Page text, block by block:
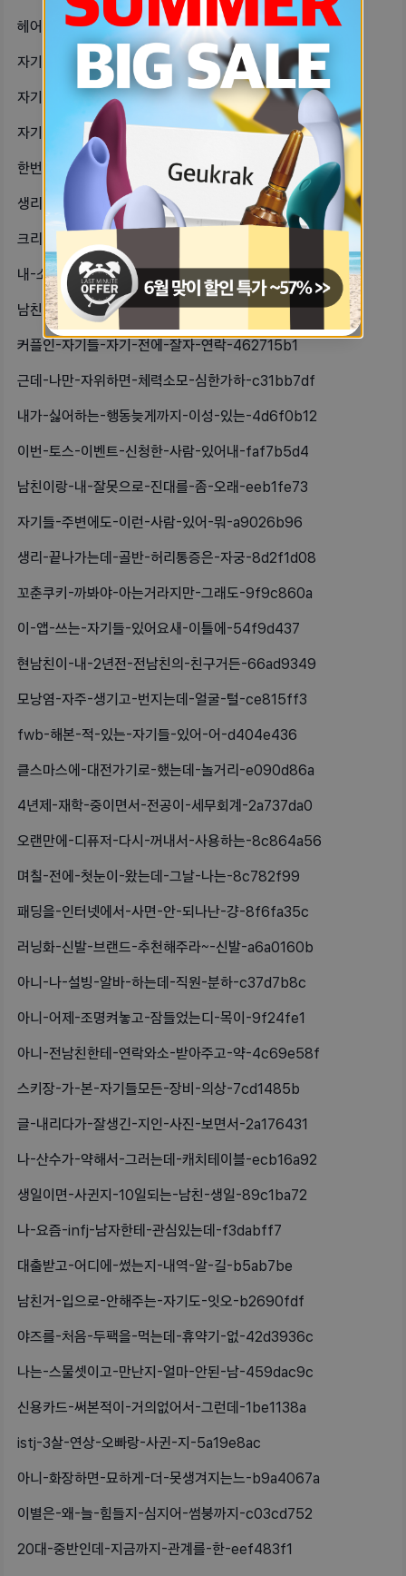
헤어짐은-어떻게-해야-하는-거야-자기-289ac24e
자기들-남친은-다투다가-자기가-울면-61d3db87
자기들-남친은-싸울-때-어떤-유형이야-df91963c
자기들은-남친-생기면-부모님한테-항상-7cd1ffa1
한번-사정하고-닦은-후에-노콘으로-비-270766e
생리-하루이틀만-좀-당기는-법없나-피-24f16881
크리스마스-선물-힌트로-유추해볼사람1-c4a9418d
내-소중이-레이저-받고-싶은데-이거-da1575dd
남친-생일이라-커스텀-케이크-하려는데-e488984a
커플인-자기들-자기-전에-잘자-연락-462715b1
근데-나만-자위하면-체력소모-심한가하-c31bb7df
내가-싫어하는-행동늦게까지-이성-있는-4d6f0b12
이번-토스-이벤트-신청한-사람-있어내-faf7b5d4
남친이랑-내-잘못으로-진대를-좀-오래-eeb1fe73
자기들-주변에도-이런-사람-있어-뭐-a9026b96
생리-끝나가는데-골반-허리통증은-자궁-8d2f1d08
꼬춘쿠키-까봐야-아는거라지만-그래도-9f9c860a
이-앱-쓰는-자기들-있어요새-이틀에-54f9d437
현남친이-내-2년전-전남친의-친구거든-66ad9349
모낭염-자주-생기고-번지는데-얼굴-털-ce815ff3
fwb-해본-적-있는-자기들-있어-어-d404e436
클스마스에-대전가기로-했는데-놀거리-e090d86a
4년제-재학-중이면서-전공이-세무회계-2a737da0
오랜만에-디퓨저-다시-꺼내서-사용하는-8c864a56
며칠-전에-첫눈이-왔는데-그날-나는-8c782f99
패딩을-인터넷에서-사면-안-되나난-걍-8f6fa35c
러닝화-신발-브랜드-추천해주라~-신발-a6a0160b
아니-나-설빙-알바-하는데-직원-분하-c37d7b8c
아니-어제-조명켜놓고-잠들었는디-목이-9f24fe1
아니-전남친한테-연락와소-받아주고-약-4c69e58f
스키장-가-본-자기들모든-장비-의상-7cd1485b
글-내리다가-잘생긴-지인-사진-보면서-2a176431
나-산수가-약해서-그러는데-캐치테이블-ecb16a92
생일이면-사귄지-10일되는-남친-생일-89c1ba72
나-요즘-infj-남자한테-관심있는데-f3dabff7
대출받고-어디에-썼는지-내역-알-길-b5ab7be
남친거-입으로-안해주는-자기도-잇오-b2690fdf
야즈를-처음-두팩을-먹는데-휴약기-없-42d3936c
나는-스물셋이고-만난지-얼마-안된-남-459dac9c
신용카드-써본적이-거의없어서-그런데-1be1138a
istj-3살-연상-오빠랑-사귄-지-5a19e8ac
아니-화장하면-묘하게-더-못생겨지는느-b9a4067a
이별은-왜-늘-힘들지-심지어-썸붕까지-c03cd752
20대-중반인데-지금까지-관계를-한-eef483f1